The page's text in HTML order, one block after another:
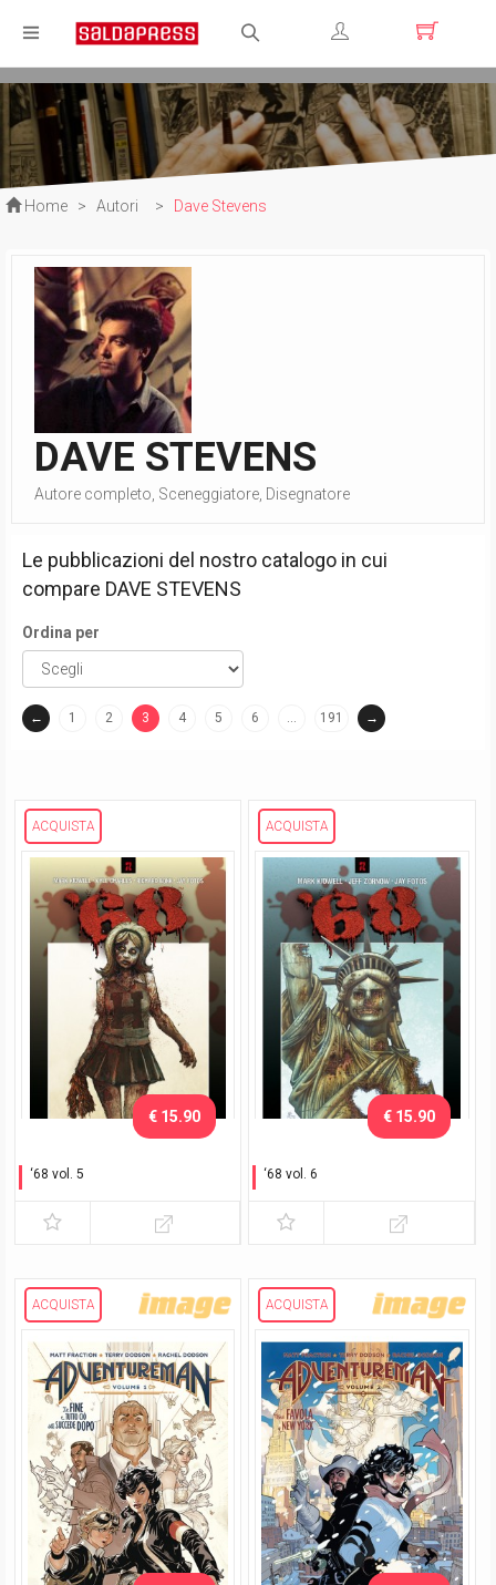
Registrati
Login
Home > Autori > Dave Stevens
DAVE STEVENS
Autore completo, Sceneggiatore, Disegnatore
Le pubblicazioni del nostro catalogo in cui
compare DAVE STEVENS
Ordina per
← 1 2
3
4 5 6 … 191 →
ACQUISTA
‘68 vol. 5
€ 15.90
ACQUISTA
‘68 vol. 6
€ 15.90
ACQUISTA ACQUISTA